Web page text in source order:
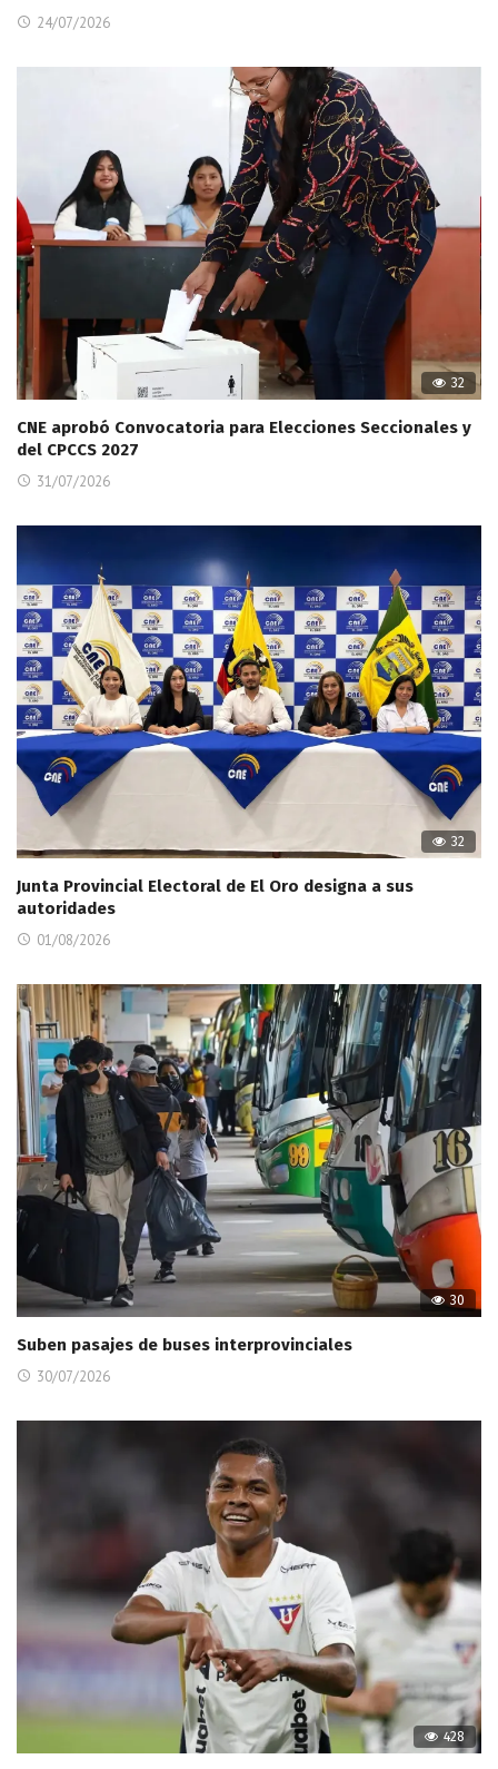
24/07/2026
32
CNE aprobó Convocatoria para Elecciones Seccionales y
del CPCCS 2027
31/07/2026
32
Junta Provincial Electoral de El Oro designa a sus
autoridades
01/08/2026
30
Suben pasajes de buses interprovinciales
30/07/2026
428